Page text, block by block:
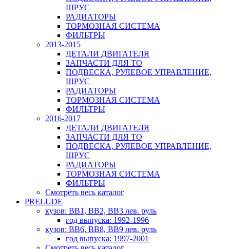
ШРУС
РАДИАТОРЫ
ТОРМОЗНАЯ СИСТЕМА
ФИЛЬТРЫ
2013-2015
ДЕТАЛИ ДВИГАТЕЛЯ
ЗАПЧАСТИ ДЛЯ ТО
ПОДВЕСКА, РУЛЕВОЕ УПРАВЛЕНИЕ,
ШРУС
РАДИАТОРЫ
ТОРМОЗНАЯ СИСТЕМА
ФИЛЬТРЫ
2016-2017
ДЕТАЛИ ДВИГАТЕЛЯ
ЗАПЧАСТИ ДЛЯ ТО
ПОДВЕСКА, РУЛЕВОЕ УПРАВЛЕНИЕ,
ШРУС
РАДИАТОРЫ
ТОРМОЗНАЯ СИСТЕМА
ФИЛЬТРЫ
Смотреть весь каталог
PRELUDE
кузов: BB1, BB2, BB3 лев. руль
год выпуска: 1992-1996
кузов: BB6, BB8, BB9 лев. руль
год выпуска: 1997-2001